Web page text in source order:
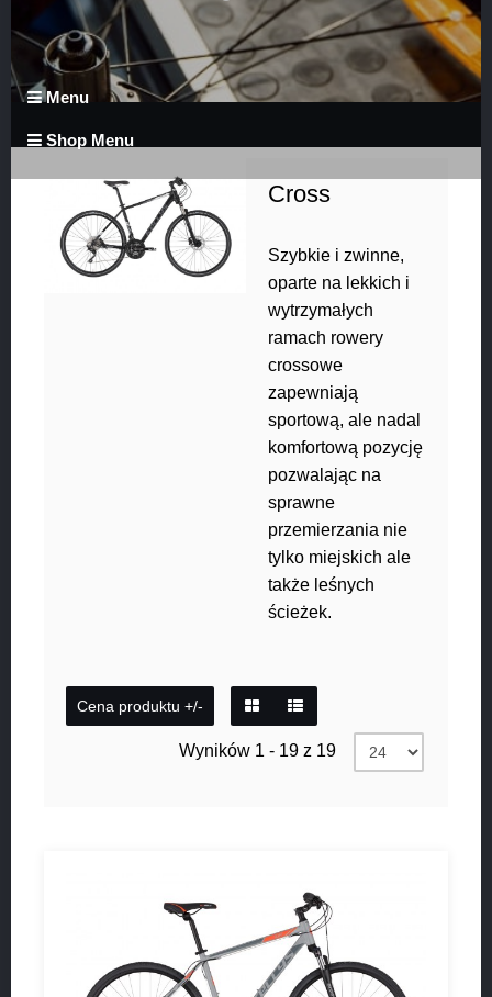
Menu
Shop Menu
Cross
Szybkie i zwinne,
oparte na lekkich i
wytrzymałych
ramach rowery
crossowe
zapewniają
sportową, ale nadal
komfortową pozycję
pozwalając na
sprawne
przemierzania nie
tylko miejskich ale
także leśnych
ścieżek.
Cena produktu +/-
Wyników 1 - 19 z 19